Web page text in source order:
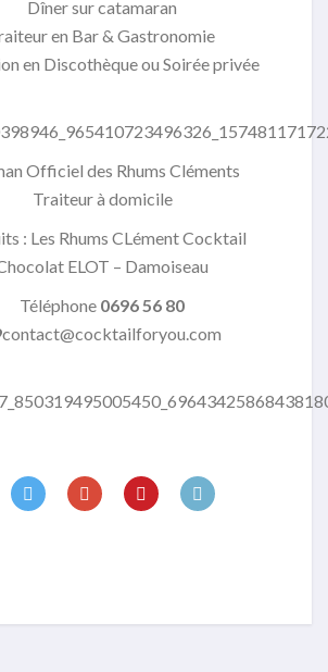
Dîner sur catamaran
en Bar & Gastronomie
en Discothèque ou Soirée privée
Officiel des Rhums Cléments
Traiteur à domicile
: Les Rhums CLément Cocktail
ELOT – Damoiseau
Téléphone 0696 56 80
contact@cocktailforyou.com